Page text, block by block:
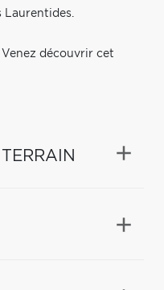
Laurentides.
découvrir cet